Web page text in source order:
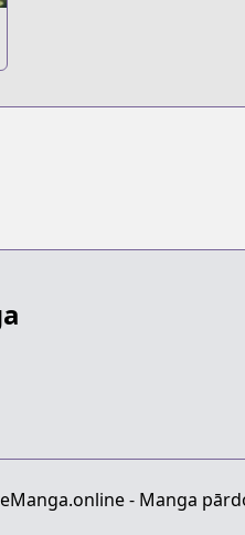
- Manga